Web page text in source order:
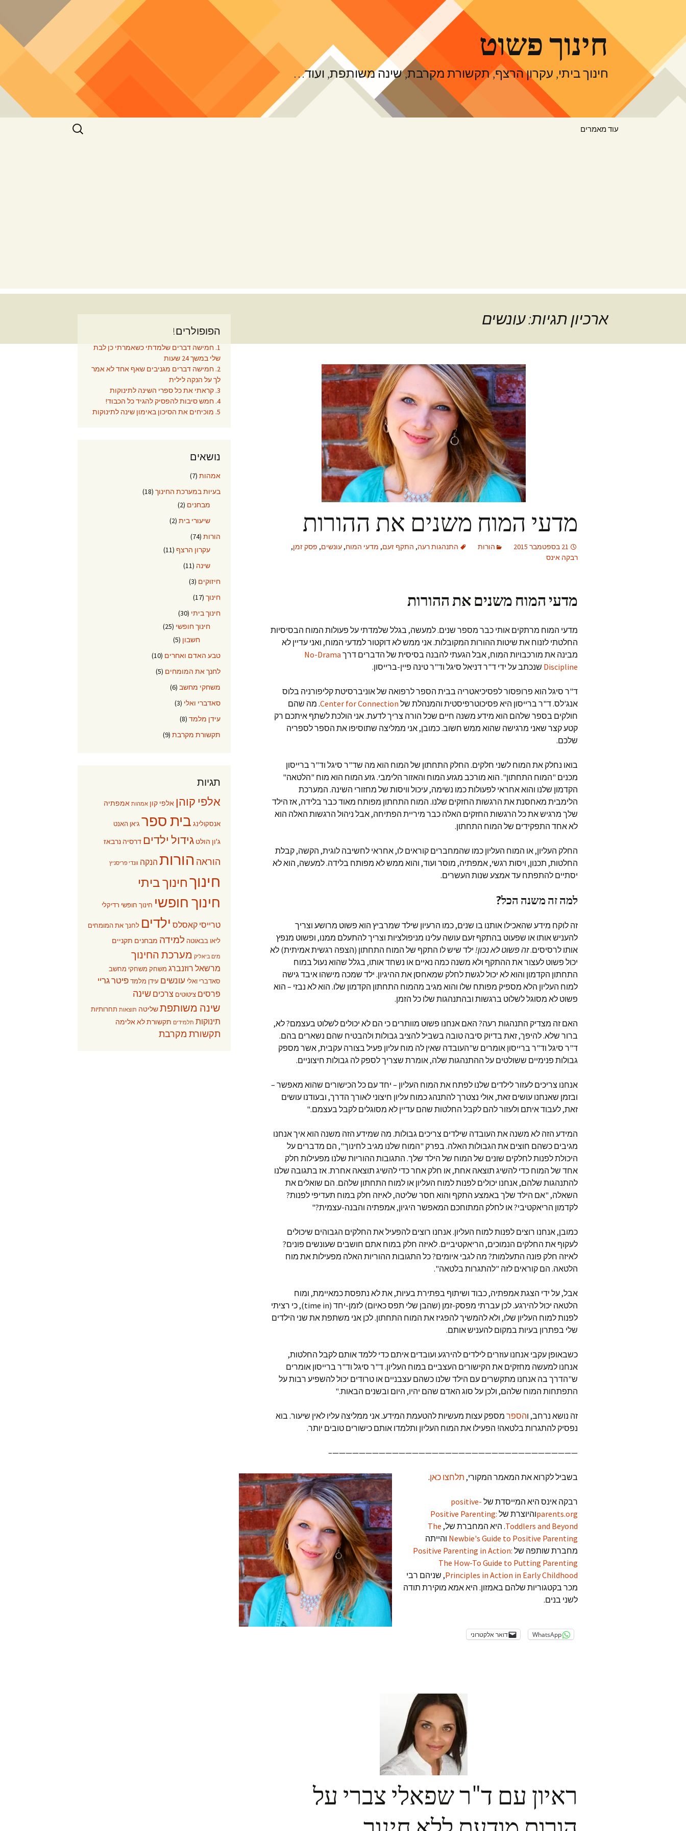
חינוך פשוט
חינוך ביתי, עקרון הרצף, תקשורת מקרבת, שינה משותפת, ועוד…
עוד מאמרים
חיפוש:
ארכיון תגיות: עונשים
מדעי המוח משנים את ההורות
21 בספטמבר 2015 הורות התנהגות רעה, התקף זעם, מדעי המוח, עונשים, פסק זמן,
רבקה אינס
מדעי המוח משנים את ההורות
מדעי המוח מרתקים אותי כבר מספר שנים. למעשה, בגלל שלמדתי על פעולות המוח הבסיסיות
החלטתי לזנוח את שיטות ההורות המקובלות. אני ממש לא דוקטור למדעי המוח, ואני עדיין לא
מבינה את מורכבויות המוח, אבל הגעתי להבנה בסיסית של הדברים דרך No-Drama
Discipline שנכתב על ידי ד"ר דניאל סיגל וד"ר טינה פיין-ברייסון.
ד"ר סיגל הוא פרופסור לפסיכיאטריה בבית הספר לרפואה של אוניברסיטת קליפורניה בלוס
אנג'לס. ד"ר ברייסון היא פסיכוטרפיסטית והמנהלת של Center for Connection. מה שהם
חולקים בספר שלהם הוא מידע משנה חיים שכל הורה צריך לדעת. אני הולכת לשתף איתכם רק
קטע קצר שאני מרגישה שהוא ממש חשוב. כמובן, אני ממליצה שתוסיפו את הספר לספריה
שלכם.
בואו נחלק את המוח לשני חלקים. החלק התחתון של המוח הוא מה שד"ר סיגל וד"ר ברייסון
מכנים "המוח התחתון". הוא מורכב מגזע המוח והאזור הלימבי. גזע המוח הוא מוח "הלטאה"
הקדמון שלנו והוא אחראי לפעולות כמו נשימה, עיכול וויסות של מחזורי השינה. המערכת
הלימבית מאחסנת את הרגשות החזקים שלנו. המוח התחתון מפותח מאוד כבר בלידה, אז הילד
שלך מרגיש את כל הרגשות החזקים האלה כבר מיריית הפתיחה, אבל ניהול הרגשות האלה הוא
לא אחד התפקידים של המוח התחתון.
החלק העליון, או המוח העליון כמו שהמחברים קוראים לו, אחראי לחשיבה לוגית, הקשה, קבלת
החלטות, תכנון, ויסות רגשי, אמפתיה, מוסר ועוד, והוא ממש לא מפותח בלידה. למעשה, הוא לא
יסתיים להתפתח עד אמצע שנות העשרים.
למה זה משנה הכל?
זה לוקח מידע שהאכילו אותנו בו שנים, כמו הרעיון שילד שמרביץ הוא פשוט מרושע וצריך
להעניש אותו או שפעוט בהתקף זעם עושה עלינו מניפולציות וצריך להתעלם ממנו, ופשוט מנפץ
אותו לרסיסים.זה פשוט לא נכון! ילד שיש לו התקף של המוח התחתון (הצפה רגשית אמיתית) לא
יכול פשוט לעצור את ההתקף ולא משנה כמה נאיים או נשחד אותו, בגלל שהוא נעול במוח
התחתון הקדמון והוא לא יכול לגשת לחלק שמאחסן את ההיגיון. ילד שמכה מישהו איבד גישה
למוח העליון הלא מספיק מפותח שלו והוא מגיב מהמוח התחתון הקדמון שלו. הוא לא נבזי – הוא
פשוט לא מסוגל לשלוט ברגשות ובהתנהגות שלו כל הזמן.
האם זה מצדיק התנהגות רעה? האם אנחנו פשוט מוותרים כי הם לא יכולים לשלוט בעצמם? לא,
ברור שלא. להיפך, זאת בדיוק סיבה טובה בשביל להציב גבולות ולהבטיח שהם נשארים בהם.
ד"ר סיגל וד"ר ברייסון אומרים ש"העובדה שאין לה מוח עליון פעיל בצורה עקבית, אשר מספק
גבולות פנימיים ששולטים על ההתנהגות שלה, אומרת שצריך לספק לה גבולות חיצוניים.
אנחנו צריכים לעזור לילדים שלנו לפתח את המוח העליון – יחד עם כל הכישורים שהוא מאפשר –
ובזמן שאנחנו עושים זאת, אולי נצטרך להתנהג כמוח עליון חיצוני לאורך הדרך, ובעודנו עושים
זאת, לעבוד איתם ולעזור להם לקבל החלטות שהם עדיין לא מסוגלים לקבל בעצמם."
המידע הזה לא משנה את העובדה שילדים צריכים גבולות. מה שמידע הזה משנה הוא איך אנחנו
מגיבים כשהם חוצים את הגבולות האלה. בפרק "המוח שלנו מגיב לחינוך", הם מדברים על
היכולת לפנות לחלקים שונים של המוח של הילד שלך. התגובות ההוריות שלנו מפעילות חלק
אחד של המוח כדי להשיג תוצאה אחת, או חלק אחר כדי להשיג תוצאה אחרת. אז בתגובה שלנו
להתנהגות שלהם, אנחנו יכולים לפנות למוח העליון או למוח התחתון שלהם. הם שואלים את
השאלה, "אם הילד שלך באמצע התקף והוא חסר שליטה, לאיזה חלק במוח תעדיפי לפנות?
לקדמון הריאקטיבי? או לחלק המתוחכם המאפשר היגיון, אמפתיה והבנה-עצמית?"
כמובן, אנחנו רוצים לפנות למוח העליון. אנחנו רוצים להפעיל את החלקים הגבוהים שיכולים
לעקוף את החלקים הנמוכים, הריאקטיביים. לאיזה חלק במוח אתם חושבים שעונשים פונים?
לאיזה חלק פונה התעלמות? מה לגבי איומים? כל התגובות ההוריות האלה מפעילות את מוח
הלטאה. הם קוראים לזה "להתגרות בלטאה".
אבל, על ידי הצגת אמפתיה, כבוד ושיתוף בפתירת בעיות, את לא נתפסת כמאיימת, ומוח
הלטאה יכול להירגע. לכן עברתי מפסק-זמן (שהבן שלי תפס כאיום) לזמן-יחד (time in), כי רציתי
לפנות למוח העליון שלו, ולא להמשיך להפגיז את המוח התחתון. לכן אני משתפת את שני הילדים
שלי בפתרון בעיות במקום להעניש אותם.
כשבאופן עקבי אנחנו עוזרים לילדים להירגע ועובדים איתם כדי ללמד אותם לקבל החלטות,
אנחנו למעשה מחזקים את הקישורים העצביים במוח העליון. ד"ר סיגל וד"ר ברייסון אומרים
ש"הדרך בה אנחנו מתקשרים עם הילד שלנו כשהם עצבניים או טרודים יכול להשפיע רבות על
התפתחות המוח שלהם, ולכן על סוג האדם שהם יהיו, היום ובשנים הבאות."
זה נושא נרחב, והספר מספק עצות מעשיות להטעמת המידע. אני ממליצה עליו לאין שיעור. בוא
נפסיק להתגרות בלטאה! הפעילו את המוח העליון ותלמדו אותם כישורים טובים יותר.
—————————————————————————————————————–
בשביל לקרוא את המאמר המקורי, תלחצו כאן.
רבקה אינס היא המייסדת של positive-
parents.orgוהיוצרת של Positive Parenting:
Toddlers and Beyond. היא המחברת של, The
Newbie's Guide to Positive Parenting והייתה
מחברת שותפה של Positive Parenting in Action:
The How-To Guide to Putting Parenting
Principles in Action in Early Childhood, שניהם רבי
מכר בקטגוריות שלהם באמזון. היא אמא מוקירת תודה
לשני בנים.
WhatsApp דואר אלקטרוני
ראיון עם ד"ר שפאלי צברי על
הפופולרים!
1. חמישה דברים שלמדתי כשאמרתי כן לבת
שלי במשך 24 שעות
2. חמישה דברים מגניבים שאף אחד לא אמר
לך על הנקה לילית
3. קראתי את כל ספרי השינה לתינוקות
4. חמש סיבות להפסיק להגיד כל הכבוד!
5. מוכיחים את הסיכון באימון שינה לתינוקות
נושאים
אמהות (7)
בעיות במערכת החינוך (18)
מבחנים (2)
שיעורי בית (2)
הורות (74)
עקרון הרצף (11)
שינה (11)
חיזוקים (3)
חינוך (17)
חינוך ביתי (30)
חינוך חופשי (25)
חשבון (5)
טבע האדם ואחרים (10)
לחנך את המומחים (5)
משחקי מחשב (6)
סאדברי ואלי (3)
עידן מלמד (8)
תקשורת מקרבת (9)
תגיות
אלפי קוהן אלפי קון אמהות אמפתיה
אנסקולינג בית ספר ג'אן האנט
ג'ון הולט גידול ילדים דרסיה נרבאז
הוראה הורות הנקה וונדי פריסניץ
חינוךחינוך ביתי
חינוך חופשי חינוך חופשי רדיקלי
טרייסי קאסלס ילדים לחנך את המומחים
ליאו בבאוטה למידה מבחנים תקניים
מים ביאליק מערכת החינוך
מרשאל רוזנברג משחק משחקי מחשב
סאדברי ואלי עונשים עידן מלמד פיטר גריי
פרסים ציטוטים צרכים שינה
שינה משותפתשליטה תוצאות תחרותיות
תינוקות תלמידים תקשורת לא אלימה
תקשורת מקרבת